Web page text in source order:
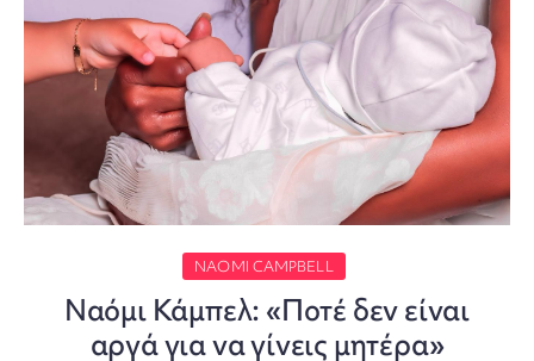
NAOMI CAMPBELL
Ναόμι Κάμπελ: «Ποτέ δεν είναι
αργά για να γίνεις μητέρα»